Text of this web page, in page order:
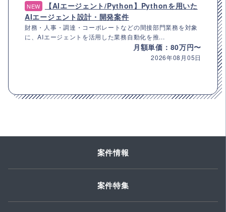
NEW
【AIエージェント/Python】Pythonを用いた
AIエージェント設計・開発案件
財務・人事・調達・コーポレートなどの間接部門業務を対象
に、AIエージェントを活用した業務自動化を推...
月額単価：80万円〜
2026年08月05日
案件情報
案件特集